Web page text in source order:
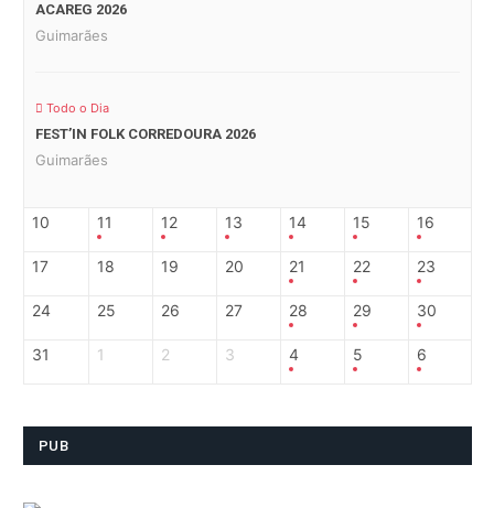
ACAREG 2026
Guimarães
Todo o Dia
FEST’IN FOLK CORREDOURA 2026
Guimarães
10 11 12 13 14 15 16
17 18 19 20 21 22 23
24 25 26 27 28 29 30
31 1 2 3 4 5 6
PUB